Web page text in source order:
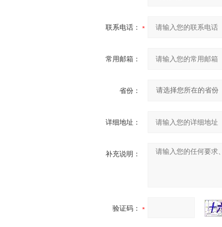
联系电话：
常用邮箱：
省份：
详细地址：
补充说明：
验证码：